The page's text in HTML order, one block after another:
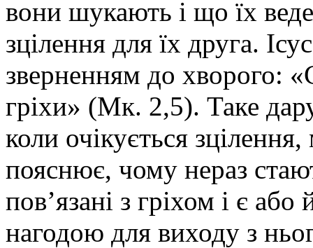
вони шукають і що їх
зцілення для їх друга.
зверненням до хворого:
гріхи» (Мк. 2,5). Таке
коли очікується
пояснює, чому нераз
пов’язані з гріхом і є
нагодою для виходу з